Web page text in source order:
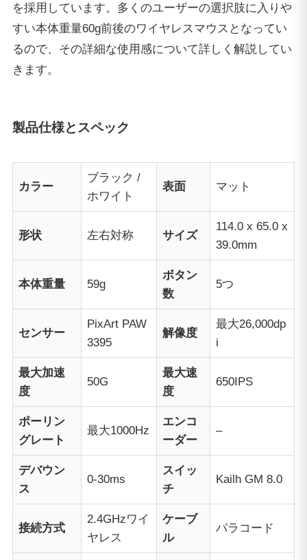
を採用しています。多くのユーザーの選択肢に入りや
すい本体重量60g前後のワイヤレスマウスとなってい
るので、その詳細な使用感について詳しく解説してい
きます。
製品仕様とスペック
カラー
ブラック /
ホワイト
表面 マット
形状 左右対称 サイズ
114.0 x 65.0 x
39.0mm
本体重量 59g
ボタン
数
5つ
センサー
PixArt PAW
3395
解像度
最大26,000dp
i
最大加速
度
50G
最大速
度
650IPS
ポーリン
グレート
最大1000Hz
エンコ
ーダー
–
デバウン
ス
0-30ms
スイッ
チ
Kailh GM 8.0
接続方式
2.4GHzワイ
ヤレス
ケーブ
ル
パラコード